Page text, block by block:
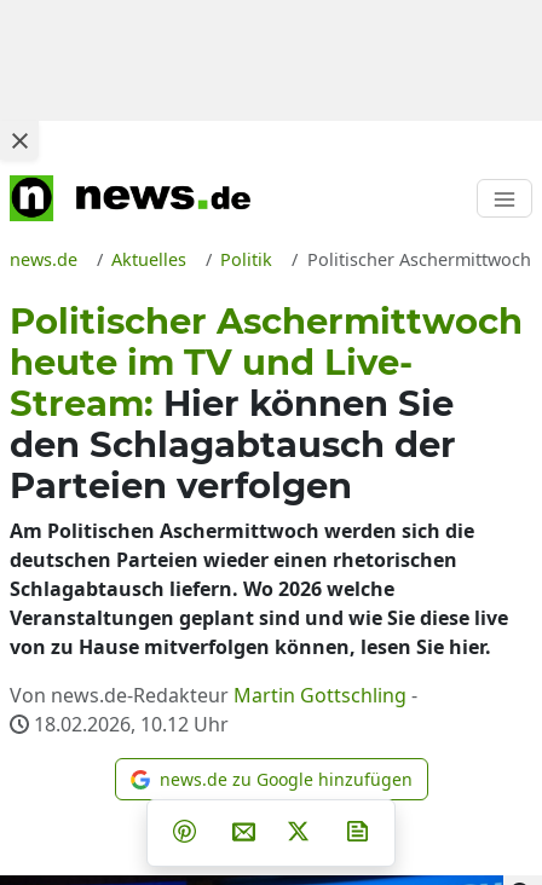
news.de Aktuelles Politik Politischer Aschermittwoch
Politischer Aschermittwoch
heute im TV und Live-
Stream: Hier können Sie
den Schlagabtausch der
Parteien verfolgen
Am Politischen Aschermittwoch werden sich die
deutschen Parteien wieder einen rhetorischen
Schlagabtausch liefern. Wo 2026 welche
Veranstaltungen geplant sind und wie Sie diese live
von zu Hause mitverfolgen können, lesen Sie hier.
Von news.de-Redakteur Martin Gottschling -
18.02.2026, 10.12 Uhr
news.de zu Google
news.de zu Google hinzufügen
Teilen auf Facebook
Teilen auf Whatsapp
Teilen auf Telegram
Teilen auf Pinterest
Per E-Mail teilen
Post auf X